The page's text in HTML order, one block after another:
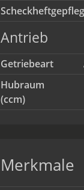
Antrieb
Getriebeart
Hubraum
(ccm)
Merkmale